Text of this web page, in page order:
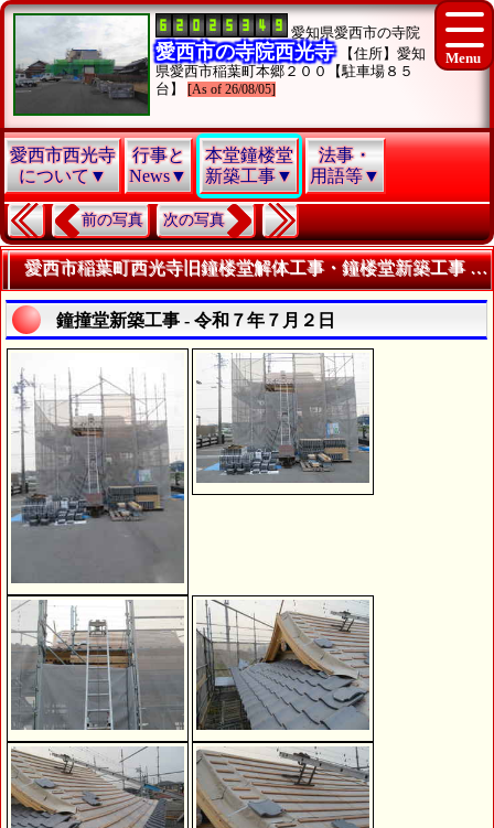
愛知県愛西市の寺院
愛西市の寺院西光寺
【住所】愛知
県愛西市稲葉町本郷２００【駐車場８５
台】
[As of 26/08/05]
愛西市西光寺
について▼
行事と
News▼
本堂鐘楼堂
新築工事▼
法事・
用語等▼
前の写真 次の写真
愛西市稲葉町西光寺旧鐘楼堂解体工事・鐘楼堂新築工事 - 令和７年７月 - | 寺院・お寺の建築工事履歴写真
鐘撞堂新築工事 - 令和７年７月２日